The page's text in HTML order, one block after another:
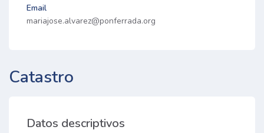
Email
mariajose.alvarez@ponferrada.org
Catastro
Datos descriptivos